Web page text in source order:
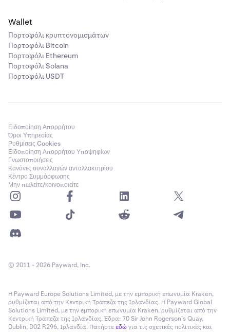
Wallet
Πορτοφόλι κρυπτονομισμάτων
Πορτοφόλι Bitcoin
Πορτοφόλι Ethereum
Πορτοφόλι Solana
Πορτοφόλι USDT
Ειδοποίηση Απορρήτου
Όροι Υπηρεσίας
Ρυθμίσεις Cookies
Ειδοποίηση Απορρήτου Υποψηφίων
Γνωστοποιήσεις
Κανόνες συναλλαγών ανταλλακτηρίου
Κέντρο Συμμόρφωσης
Μην πωλείτε/κοινοποιείτε
© 2011 - 2026 Payward, Inc.
Η Payward Europe Solutions Limited, με την εμπορική επωνυμία Kraken,
ρυθμίζεται από την Κεντρική Τράπεζα της Ιρλανδίας. Η Payward Global
Solutions Limited, με την εμπορική επωνυμία Kraken, ρυθμίζεται από την
Κεντρική Τράπεζα της Ιρλανδίας. Έδρα: 70 Sir John Rogerson’s Quay,
Dublin, D02 R296, Ιρλανδία. Πατήστεεδώγια τις σχετικές πολιτικές και